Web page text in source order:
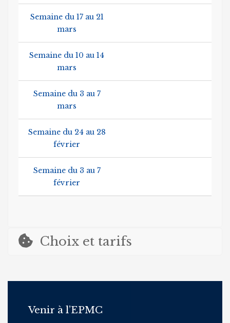
Semaine du 17 au 21
mars
Semaine du 10 au 14
mars
Semaine du 3 au 7
mars
Semaine du 24 au 28
février
Semaine du 3 au 7
février
Choix et tarifs
Venir à l’EPMC